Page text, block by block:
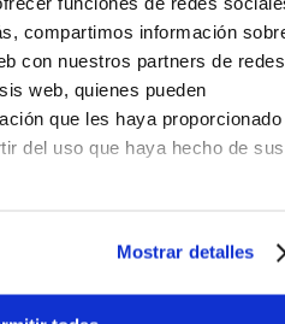
compartimos información
con nuestros partners de redes
web, quienes pueden
que les haya proporcionado
del uso que haya hecho de sus
Mostrar detalles
+51 977 624 112